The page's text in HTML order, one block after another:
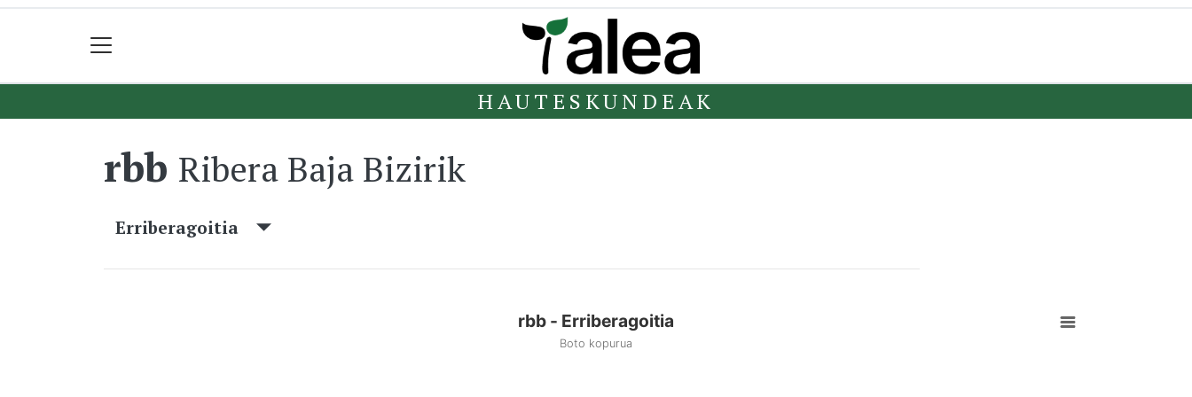
HAUTESKUNDEAK
rbb Ribera Baja Bizirik
Erriberagoitia
rbb - Erriberagoitia
Boto kopurua